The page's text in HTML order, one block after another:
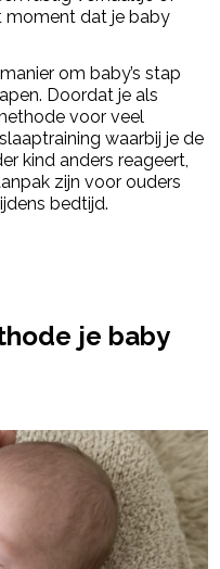
moment dat je baby
om baby’s stap
Doordat je als
voor veel
waarbij je de
kind anders reageert,
zijn voor ouders
bedtijd.
je baby